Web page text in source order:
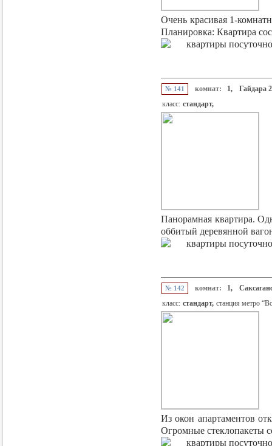
Очень красивая 1-
Планировка: Квартира
№ 141 комнат: 1,
Гайдара
класс: стандарт,
Панорамная квартира.
оббитый деревянной
№ 142 комнат: 1,
класс: стандарт, станция метро
Из окон апартаментов
Огромные стеклопакеты